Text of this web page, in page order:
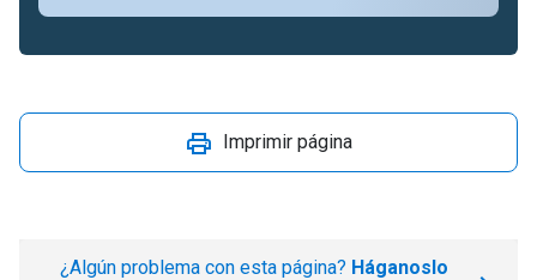
Imprimir página
¿Algún problema con esta página? Háganoslo